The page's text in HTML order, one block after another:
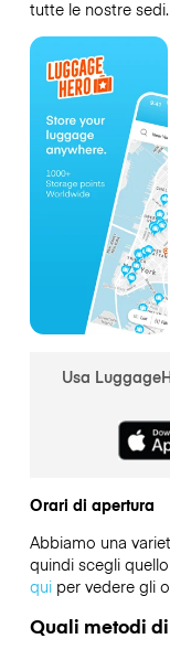
tutte le nostre sedi.
Usa
Orari di apertura
Abbiamo una
quindi scegli
quiper vedere gli
Quali metodi